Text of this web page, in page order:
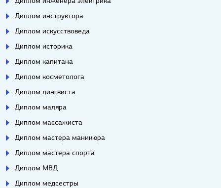
Диплом инструктора
Диплом искусствоведа
Диплом историка
Диплом капитана
Диплом косметолога
Диплом лингвиста
Диплом маляра
Диплом массажиста
Диплом мастера маникюра
Диплом мастера спорта
Диплом МВД
Диплом медсестры